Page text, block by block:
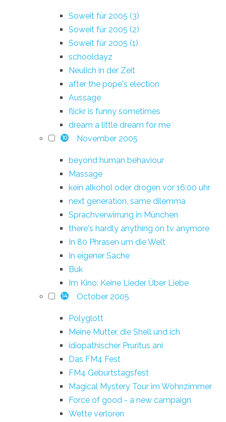
Soweit für 2005 (3)
Soweit für 2005 (2)
Soweit für 2005 (1)
schooldayz
Neulich in der Zeit
after the pope's election
Aussage
flickr is funny sometimes
dream a little dream for me
10 November 2005
beyond human behaviour
Massage
kein alkohol oder drogen vor 16:00 uhr
next generation, same dilemma
Sprachverwirrung in München
there's hardly anything on tv anymore
In 80 Phrasen um die Welt
In eigener Sache
Buk
Im Kino: Keine Lieder Über Liebe
14 October 2005
Polyglott
Meine Mutter, die Shell und ich
idiopathischer Pruritus ani
Das FM4 Fest
FM4 Geburtstagsfest
Magical Mystery Tour im Wohnzimmer
Force of good - a new campaign
Wette verloren